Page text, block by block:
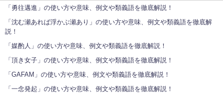
「勇往邁進」の使い方や意味、例文や類義語を徹底解説！
「沈む瀬あれば浮かぶ瀬あり」の使い方や意味、例文や類義語を徹底解
説！
「媒酌人」の使い方や意味、例文や類義語を徹底解説！
「頂き女子」の使い方や意味、例文や類義語を徹底解説！
「GAFAM」の使い方や意味、例文や類義語を徹底解説！
「一念発起」の使い方や意味、例文や類義語を徹底解説！